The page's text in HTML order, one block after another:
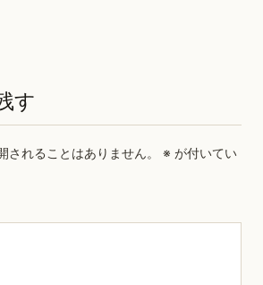
す
されることはありません。 ※ が付いてい